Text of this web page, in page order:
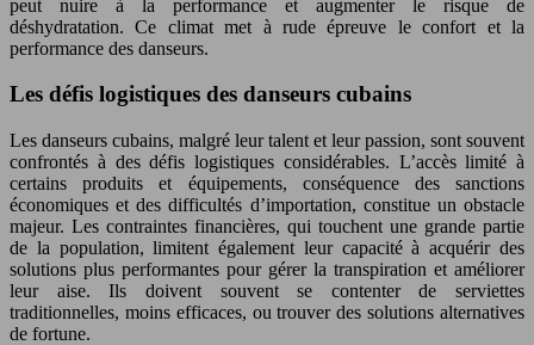
peut nuire à la performance et augmenter le risque de
déshydratation. Ce climat met à rude épreuve le confort et la
performance des danseurs.
Les défis logistiques des danseurs cubains
Les danseurs cubains, malgré leur talent et leur passion, sont souvent
confrontés à des défis logistiques considérables. L’accès limité à
certains produits et équipements, conséquence des sanctions
économiques et des difficultés d’importation, constitue un obstacle
majeur. Les contraintes financières, qui touchent une grande partie
de la population, limitent également leur capacité à acquérir des
solutions plus performantes pour gérer la transpiration et améliorer
leur aise. Ils doivent souvent se contenter de serviettes
traditionnelles, moins efficaces, ou trouver des solutions alternatives
de fortune.